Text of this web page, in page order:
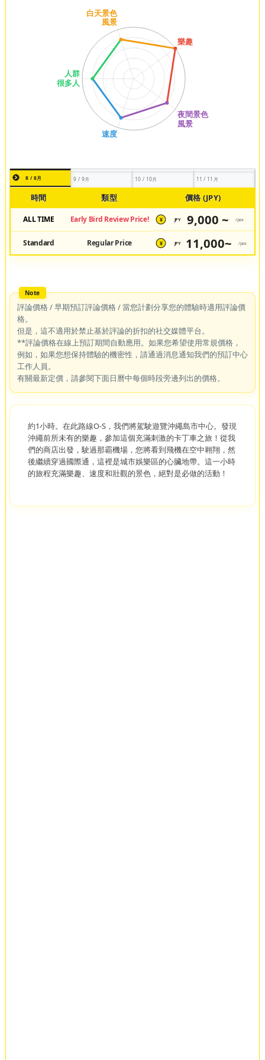
8 / 8月 9 / 9月 10 / 10月 11 / 11月
時間 類型 價格 (JPY)
ALL TIME Early Bird Review Price! ¥ JPY 9,000 ~ /pax
Standard Regular Price ¥ JPY 11,000~ /pax
評論價格 / 早期預訂評論價格 / 當您計劃分享您的體驗時適用評論價
格。
但是，這不適用於禁止基於評論的折扣的社交媒體平台。
**評論價格在線上預訂期間自動應用。如果您希望使用常規價格，
例如，如果您想保持體驗的機密性，請通過消息通知我們的預訂中心
工作人員。
有關最新定價，請參閱下面日曆中每個時段旁邊列出的價格。
約1小時。在此路線O-S，我們將駕駛遊覽沖繩島市中心。發現
沖繩前所未有的樂趣，參加這個充滿刺激的卡丁車之旅！從我
們的商店出發，駛過那霸機場，您將看到飛機在空中翱翔，然
後繼續穿過國際通，這裡是城市娛樂區的心臟地帶。這一小時
的旅程充滿樂趣、速度和壯觀的景色，絕對是必做的活動！